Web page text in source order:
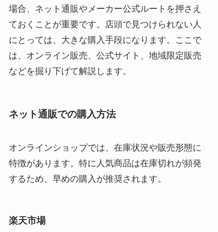
場合、ネット通販やメーカー公式ルートを押さえ
ておくことが重要です。店頭で見つけられない人
にとっては、大きな購入手段になります。ここで
は、オンライン販売、公式サイト、地域限定販売
などを掘り下げて解説します。
ネット通販での購入方法
オンラインショップでは、在庫状況や販売形態に
特徴があります。特に人気商品は在庫切れが頻発
するため、早めの購入が推奨されます。
楽天市場